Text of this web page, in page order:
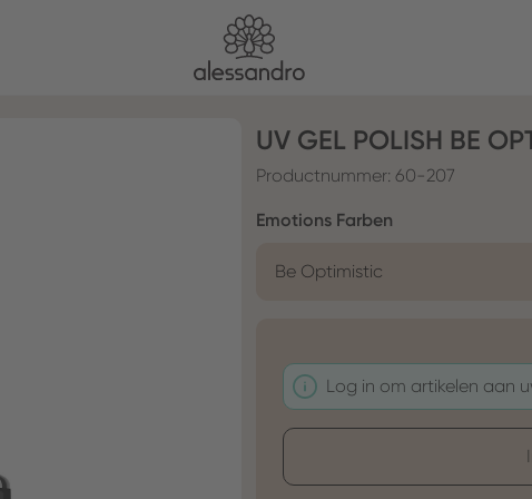
UV GEL POLISH BE
Productnummer: 60-207
Selecteer
Emotions Farben
Be Optimistic
Log in om artikelen aan